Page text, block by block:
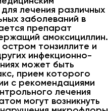
лечения различных
заболеваний в
препарат
амоксициллин.
тонзиллите и
инфекционно-
может быть
прием которого
с рекомендациями
лечения
могут возникнуть